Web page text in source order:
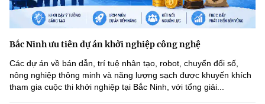
Bắc Ninh ưu tiên dự án khởi nghiệp công nghệ
Các dự án về bán dẫn, trí tuệ nhân tạo, robot, chuyển đổi số,
nông nghiệp thông minh và năng lượng sạch được khuyến khích
tham gia cuộc thi khởi nghiệp tại Bắc Ninh, với tổng giải...